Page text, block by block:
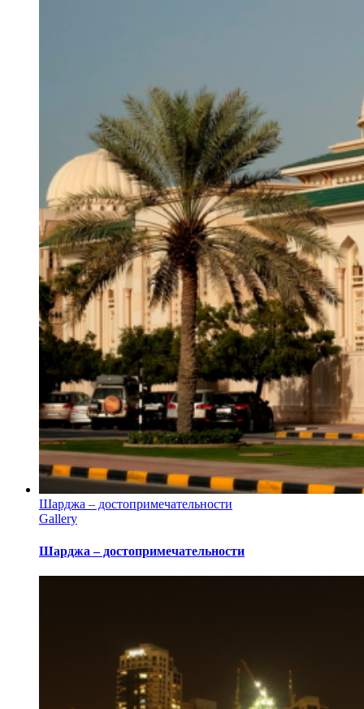
Шарджа – достопримечательности
Gallery
Шарджа – достопримечательности